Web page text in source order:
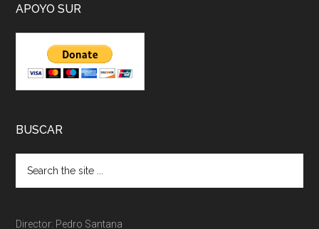
APOYO SUR
BUSCAR
Director: Pedro Santana